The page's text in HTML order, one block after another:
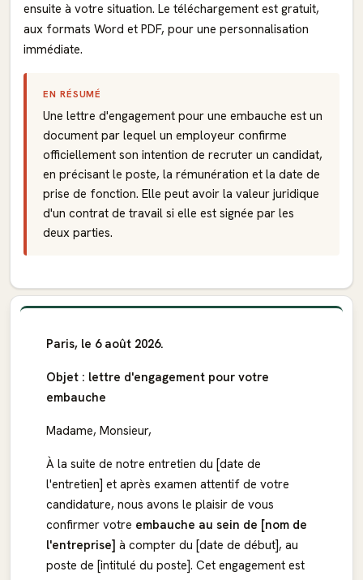
ensuite à votre situation. Le téléchargement est gratuit,
aux formats Word et PDF, pour une personnalisation
immédiate.
EN RÉSUMÉ
Une lettre d'engagement pour une embauche est un
document par lequel un employeur confirme
officiellement son intention de recruter un candidat,
en précisant le poste, la rémunération et la date de
prise de fonction. Elle peut avoir la valeur juridique
d'un contrat de travail si elle est signée par les
deux parties.
Paris, le 6 août 2026.
Objet : lettre d'engagement pour votre
embauche
Madame, Monsieur,
À la suite de notre entretien du [date de
l'entretien] et après examen attentif de votre
candidature, nous avons le plaisir de vous
confirmer votre embauche au sein de [nom de
l'entreprise] à compter du [date de début], au
poste de [intitulé du poste]. Cet engagement est